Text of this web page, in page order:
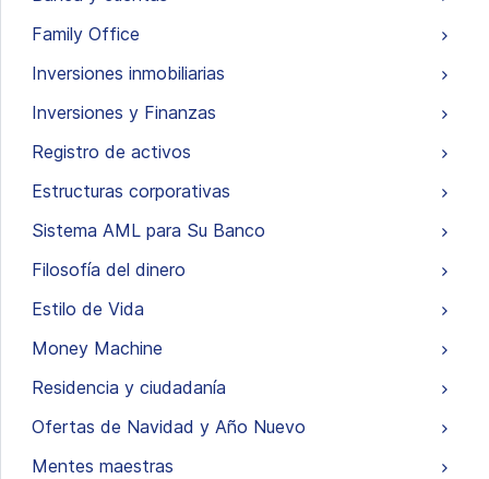
Family Office
Inversiones inmobiliarias
Inversiones y Finanzas
Registro de activos
Estructuras corporativas
Sistema AML para Su Banco
Filosofía del dinero
Estilo de Vida
Money Machine
Residencia y ciudadanía
Ofertas de Navidad y Año Nuevo
Mentes maestras